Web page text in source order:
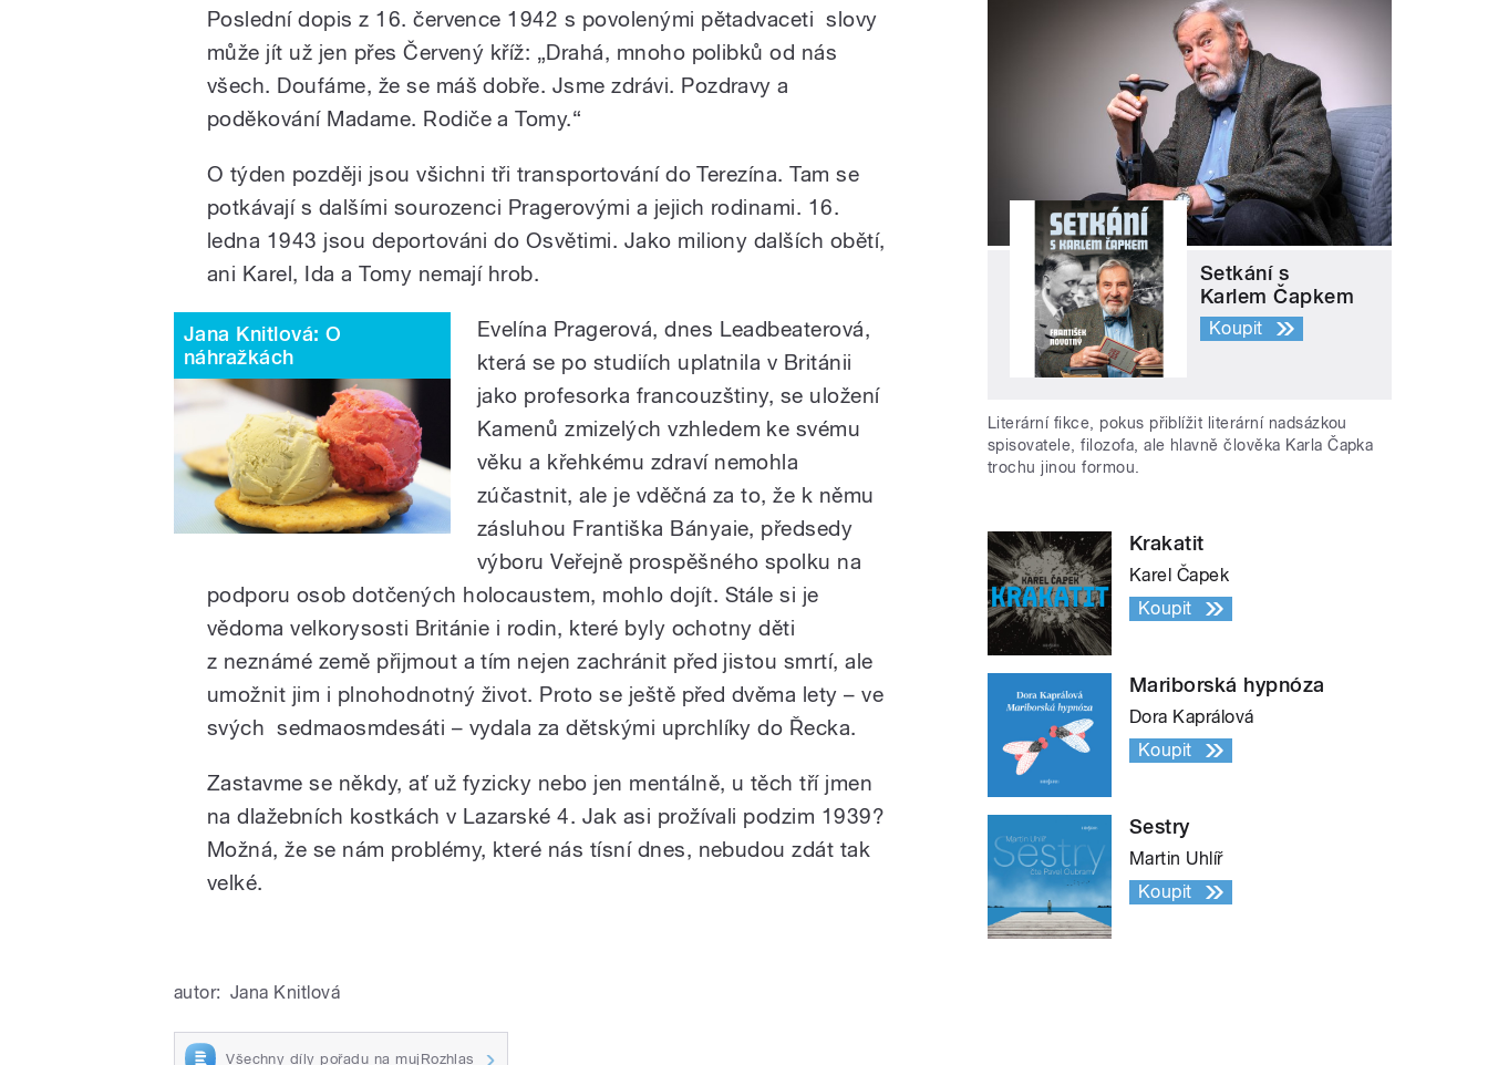
Poslední dopis z 16. července 1942 s povolenými pětadvaceti slovy
může jít už jen přes Červený kříž: „Drahá, mnoho polibků od nás
všech. Doufáme, že se máš dobře. Jsme zdrávi. Pozdravy a
poděkování Madame. Rodiče a Tomy.“
O týden později jsou všichni tři transportování do Terezína. Tam se
potkávají s dalšími sourozenci Pragerovými a jejich rodinami. 16.
ledna 1943 jsou deportováni do Osvětimi. Jako miliony dalších obětí,
ani Karel, Ida a Tomy nemají hrob.
Jana Knitlová: O
náhražkách
Evelína Pragerová, dnes Leadbeaterová,
která se po studiích uplatnila v Británii
jako profesorka francouzštiny, se uložení
Kamenů zmizelých vzhledem ke svému
věku a křehkému zdraví nemohla
zúčastnit, ale je vděčná za to, že k němu
zásluhou Františka Bányaie, předsedy
výboru Veřejně prospěšného spolku na
podporu osob dotčených holocaustem, mohlo dojít. Stále si je
vědoma velkorysosti Británie i rodin, které byly ochotny děti
z neznámé země přijmout a tím nejen zachránit před jistou smrtí, ale
umožnit jim i plnohodnotný život. Proto se ještě před dvěma lety – ve
svých sedmaosmdesáti – vydala za dětskými uprchlíky do Řecka.
Zastavme se někdy, ať už fyzicky nebo jen mentálně, u těch tří jmen
na dlažebních kostkách v Lazarské 4. Jak asi prožívali podzim 1939?
Možná, že se nám problémy, které nás tísní dnes, nebudou zdát tak
velké.
autor: Jana Knitlová
Všechny díly pořadu na mujRozhlas
Setkání s
Karlem Čapkem
Koupit
Literární fikce, pokus přiblížit literární nadsázkou
spisovatele, filozofa, ale hlavně člověka Karla Čapka
trochu jinou formou.
Krakatit
Karel Čapek
Koupit
Mariborská hypnóza
Dora Kaprálová
Koupit
Sestry
Martin Uhlíř
Koupit